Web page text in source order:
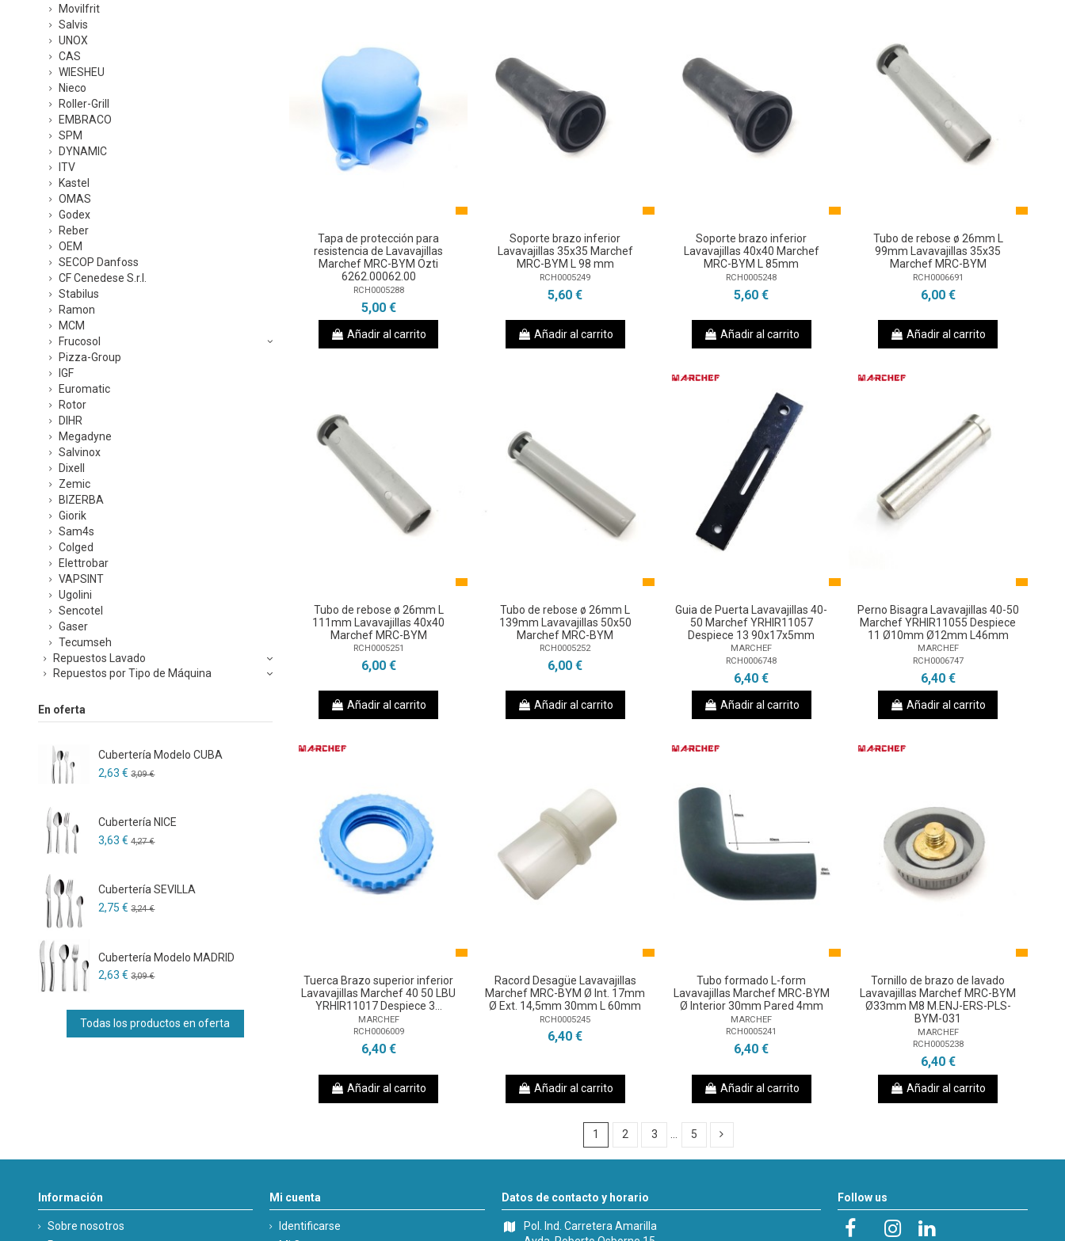
Tapa de protección para
resistencia de Lavavajillas
Marchef MRC-BYM Ozti
6262.00062.00
RCH0005288
5,00 €
Añadir al carrito
Soporte brazo inferior
Lavavajillas 35x35 Marchef
MRC-BYM L 98 mm
RCH0005249
5,60 €
Añadir al carrito
Soporte brazo inferior
Lavavajillas 40x40 Marchef
MRC-BYM L 85mm
RCH0005248
5,60 €
Añadir al carrito
Tubo de rebose ø 26mm L
99mm Lavavajillas 35x35
Marchef MRC-BYM
RCH0006691
6,00 €
Añadir al carrito
Tubo de rebose ø 26mm L
111mm Lavavajillas 40x40
Marchef MRC-BYM
RCH0005251
6,00 €
Añadir al carrito
Tubo de rebose ø 26mm L
139mm Lavavajillas 50x50
Marchef MRC-BYM
RCH0005252
6,00 €
Añadir al carrito
Guia de Puerta Lavavajillas 40-
50 Marchef YRHIR11057
Despiece 13 90x17x5mm
MARCHEF
RCH0006748
6,40 €
Añadir al carrito
Perno Bisagra Lavavajillas 40-50
Marchef YRHIR11055 Despiece
11 Ø10mm Ø12mm L46mm
MARCHEF
RCH0006747
6,40 €
Añadir al carrito
Tuerca Brazo superior inferior
Lavavajillas Marchef 40 50 LBU
YRHIR11017 Despiece 3...
MARCHEF
RCH0006009
6,40 €
Añadir al carrito
Racord Desagüe Lavavajillas
Marchef MRC-BYM Ø Int. 17mm
Ø Ext. 14,5mm 30mm L 60mm
RCH0005245
6,40 €
Añadir al carrito
Tubo formado L-form
Lavavajillas Marchef MRC-BYM
Ø Interior 30mm Pared 4mm
MARCHEF
RCH0005241
6,40 €
Añadir al carrito
Tornillo de brazo de lavado
Lavavajillas Marchef MRC-BYM
Ø33mm M8 M.ENJ-ERS-PLS-
BYM-031
MARCHEF
RCH0005238
6,40 €
Añadir al carrito
1 2 3 5
Movilfrit
Salvis
UNOX
CAS
WIESHEU
Nieco
Roller-Grill
EMBRACO
SPM
DYNAMIC
ITV
Kastel
OMAS
Godex
Reber
OEM
SECOP Danfoss
CF Cenedese S.r.l.
Stabilus
Ramon
MCM
Frucosol
Pizza-Group
IGF
Euromatic
Rotor
DIHR
Megadyne
Salvinox
Dixell
Zemic
BIZERBA
Giorik
Sam4s
Colged
Elettrobar
VAPSINT
Ugolini
Sencotel
Gaser
Tecumseh
Repuestos Lavado
Repuestos por Tipo de Máquina
En oferta
Cubertería Modelo CUBA
2,63 € 3,09 €
Cubertería NICE
3,63 € 4,27 €
Cubertería SEVILLA
2,75 € 3,24 €
Cubertería Modelo MADRID
2,63 € 3,09 €
Todas los productos en oferta
Información
Sobre nosotros
Mi cuenta
Identificarse
Datos de contacto y horario
Pol. Ind. Carretera Amarilla
Follow us